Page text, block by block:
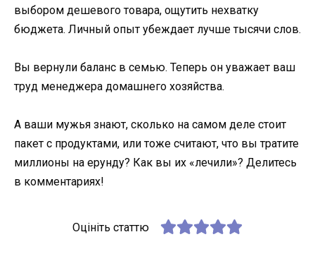
выбором дешевого товара, ощутить нехватку
бюджета. Личный опыт убеждает лучше тысячи слов.
Вы вернули баланс в семью. Теперь он уважает ваш
труд менеджера домашнего хозяйства.
А ваши мужья знают, сколько на самом деле стоит
пакет с продуктами, или тоже считают, что вы тратите
миллионы на ерунду? Как вы их «лечили»? Делитесь
в комментариях!
Оцініть статтю